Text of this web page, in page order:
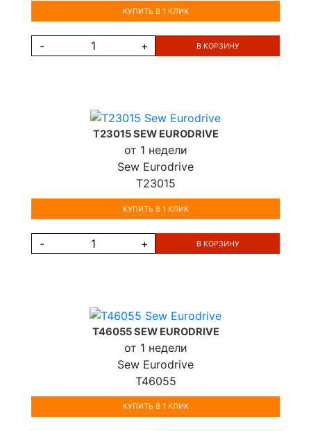
КУПИТЬ В 1 КЛИК
- + В КОРЗИНУ
T23015 SEW EURODRIVE
от 1 недели
Sew Eurodrive
T23015
КУПИТЬ В 1 КЛИК
- + В КОРЗИНУ
T46055 SEW EURODRIVE
от 1 недели
Sew Eurodrive
T46055
КУПИТЬ В 1 КЛИК